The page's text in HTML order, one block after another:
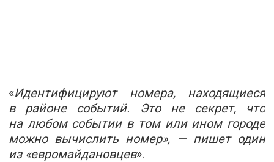
«Идентифицируют номера, находящиеся
в районе событий. Это не секрет, что
на любом событии в том или ином городе
можно вычислить номер», — пишет один
из «евромайдановцев».